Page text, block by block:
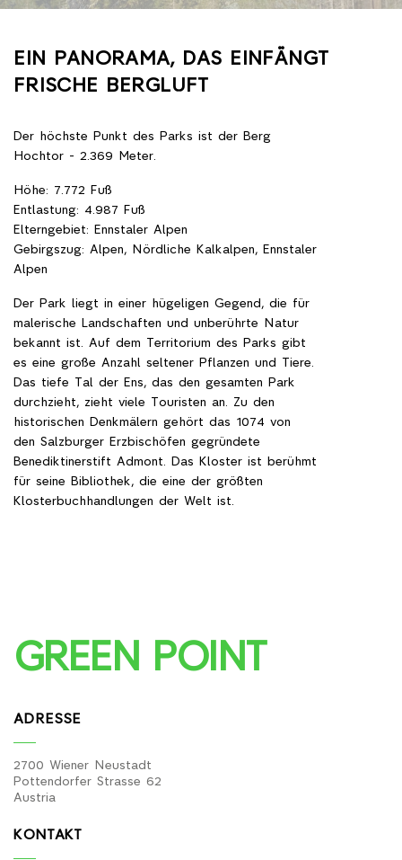
EIN PANORAMA, DAS EINFÄNGT
FRISCHE BERGLUFT
Der höchste Punkt des Parks ist der Berg
Hochtor - 2.369 Meter.
Höhe: 7.772 Fuß
Entlastung: 4.987 Fuß
Elterngebiet: Ennstaler Alpen
Gebirgszug: Alpen, Nördliche Kalkalpen, Ennstaler
Alpen
Der Park liegt in einer hügeligen Gegend, die für
malerische Landschaften und unberührte Natur
bekannt ist. Auf dem Territorium des Parks gibt
es eine große Anzahl seltener Pflanzen und Tiere.
Das tiefe Tal der Ens, das den gesamten Park
durchzieht, zieht viele Touristen an. Zu den
historischen Denkmälern gehört das 1074 von
den Salzburger Erzbischöfen gegründete
Benediktinerstift Admont. Das Kloster ist berühmt
für seine Bibliothek, die eine der größten
Klosterbuchhandlungen der Welt ist.
GREEN POINT
ADRESSE
2700 Wiener Neustadt
Pottendorfer Strasse 62
Austria
KONTAKT